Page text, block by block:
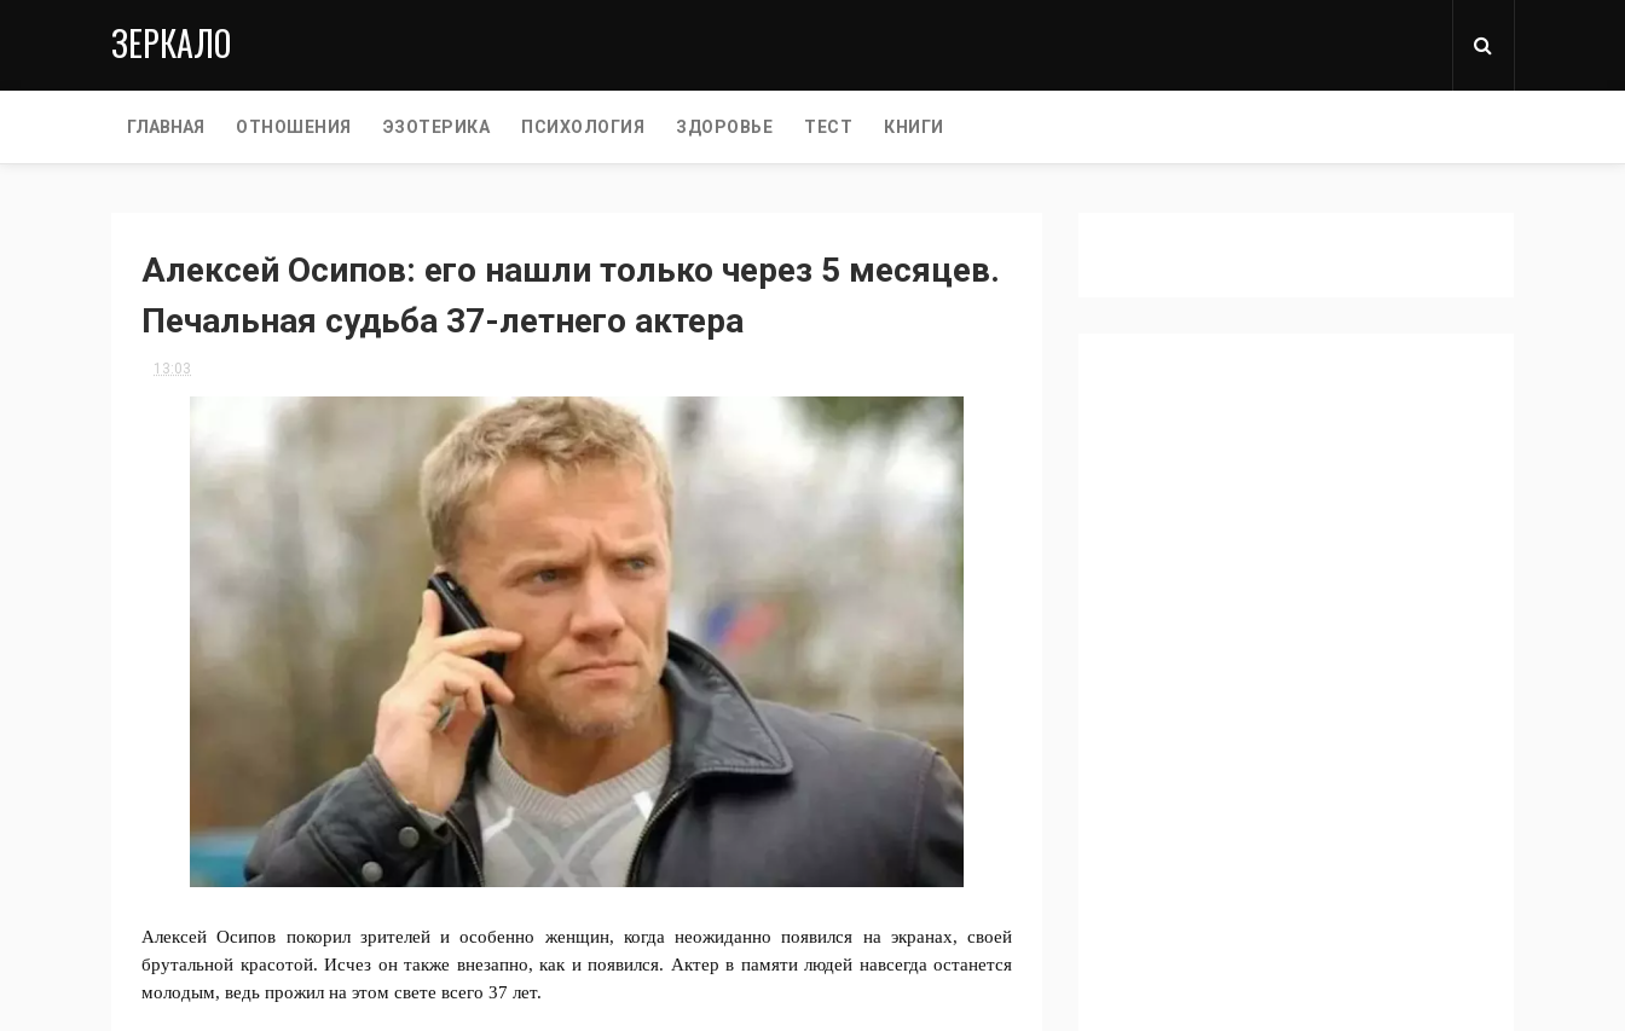
ЗЕРКАЛО
ГЛАВНАЯ ОТНОШЕНИЯ ЭЗОТЕРИКА ПСИХОЛОГИЯ ЗДОРОВЬЕ ТЕСТ КНИГИ
Алексей Осипов: его нашли только через 5 месяцев.
Печальная судьба 37-летнего актера
13:03
Алексей Осипов покорил зрителей и особенно женщин, когда неожиданно появился на экранах, своей
брутальной красотой. Исчез он также внезапно, как и появился. Актер в памяти людей навсегда останется
молодым, ведь прожил на этом свете всего 37 лет.